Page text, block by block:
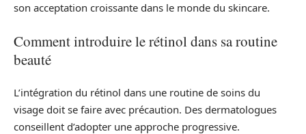
son acceptation croissante dans le monde du skincare.
Comment introduire le rétinol dans sa routine
beauté
L’intégration du rétinol dans une routine de soins du
visage doit se faire avec précaution. Des dermatologues
conseillent d’adopter une approche progressive.